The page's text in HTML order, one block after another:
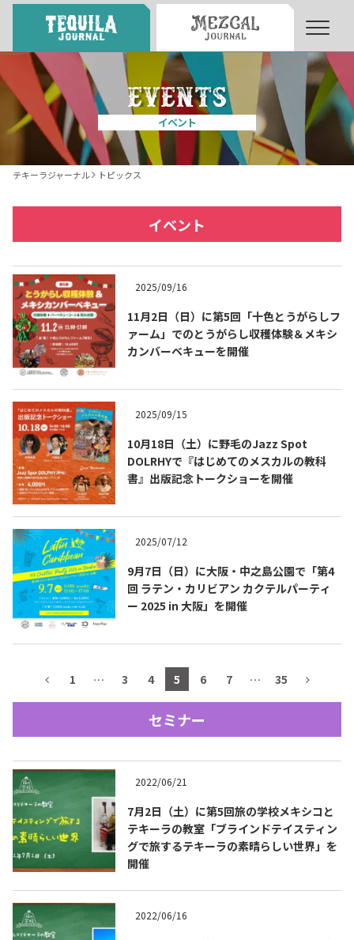
About About Tequila Journal
テキーラとは What’s Tequila
テキーラマーケット
テキーラの飲み方 How to Drink Tequila
メキシコ料理 Cuisines of Mexico
メキシコ旅行
メキシコの記念日 Events of Mexico
トピックス一覧
Contact
テキーラ・メスカルが飲める
Bar & Restaurant
Tequila Journal SNS 在日メキシコ大使館 SNS
イベント
テキーラジャーナル トピックス
イベント
2025/09/16
11月2日（日）に第5回「十色とうがらしフ
ァーム」でのとうがらし収穫体験＆メキシ
カンバーベキューを開催
2025/09/15
10月18日（土）に野毛のJazz Spot
DOLRHYで『はじめてのメスカルの教科
書』出版記念トークショーを開催
2025/07/12
9月7日（日）に大阪・中之島公園で「第4
回 ラテン・カリビアン カクテルパーティ
ー 2025 in 大阪」を開催
1 … 3 4 5 6 7 … 35
セミナー
2022/06/21
7月2日（土）に第5回旅の学校メキシコと
テキーラの教室「ブラインドテイスティン
グで旅するテキーラの素晴らしい世界」を
開催
2022/06/16